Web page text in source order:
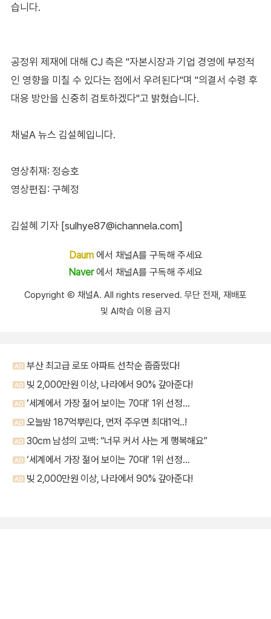
습니다.
공정위 제재에 대해 CJ 측은 "자본시장과 기업 경영에 부정적
인 영향을 미칠 수 있다는 점에서 우려된다"며 "의결서 수령 후
대응 방안을 신중히 검토하겠다"고 밝혔습니다.
채널A 뉴스 김설혜입니다.
영상취재: 정승호
영상편집: 구혜정
김설혜 기자 [sulhye87@ichannela.com]
Daum에서 채널A를 구독해 주세요
Naver에서 채널A를 구독해 주세요
Copyright Ⓒ 채널A. All rights reserved. 무단 전재, 재배포
및 AI학습 이용 금지